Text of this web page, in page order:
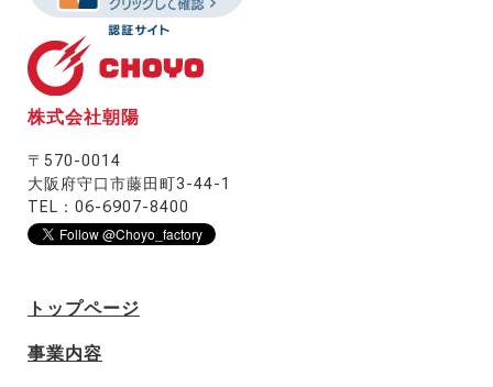
株式会社朝陽
〒570-0014
大阪府守口市藤田町3-44-1
TEL：06-6907-8400
トップページ
事業内容